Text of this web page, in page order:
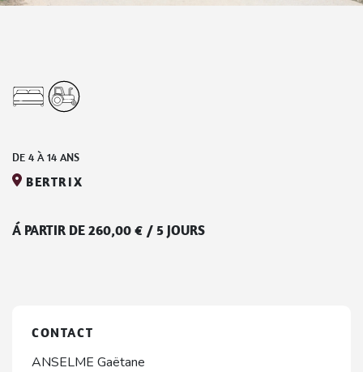
DE 4 À14 ANS
BERTRIX
Á PARTIR DE260,00€ /5 JOURS
CONTACT
ANSELME Gaëtane